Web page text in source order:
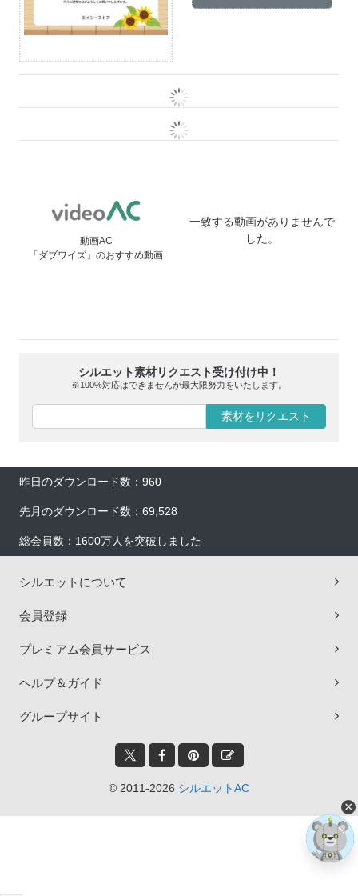
動画AC
「ダブワイズ」のおすすめ動画
一致する動画がありませんで
した。
シルエット素材リクエスト受け付け中！
※100%対応はできませんが最大限努力をいたします。
素材をリクエスト
昨日のダウンロード数：960
先月のダウンロード数：69,528
総会員数：1600万人を突破しました
シルエットについて
会員登録
プレミアム会員サービス
ヘルプ＆ガイド
グループサイト
© 2011-2026 シルエットAC
×